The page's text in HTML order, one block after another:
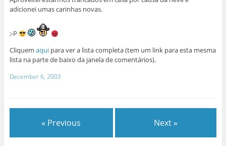
adicionei umas carinhas novas.
;-P
Cliquem aquipara ver a lista completa (tem um link para esta mesma
lista na parte de baixo da janela de comentários).
December 6, 2003
« Previous Next »